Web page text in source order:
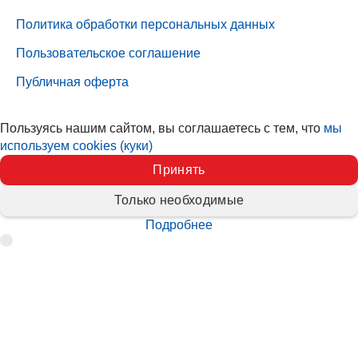
Политика обработки персональных данных
Пользовательское соглашение
Публичная оферта
Пользуясь нашим сайтом, вы соглашаетесь с тем, что мы
используем cookies (куки)
Принять
Только необходимые
Подробнее